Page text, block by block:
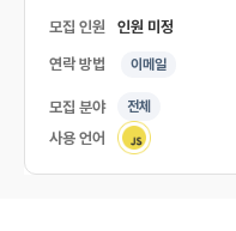
모집 인원 인원 미정
연락 방법 이메일
모집 분야 전체
사용 언어